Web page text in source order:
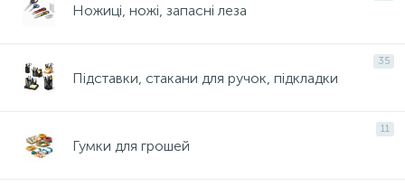
Ножиці, ножі, запасні леза
35
Підставки, стакани для ручок, підкладки
11
Гумки для грошей